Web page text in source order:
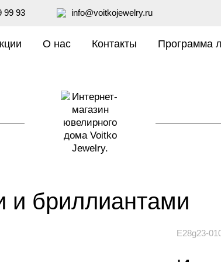
99 93 info@voitkojewelry.ru
О нас Контакты Программа
и бриллиантами
E28g23-